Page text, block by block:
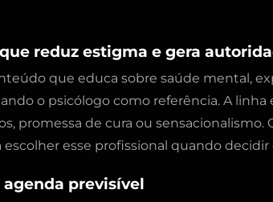
reduz estigma e gera
que educa sobre saúde mental,
o psicólogo como referência. A
promessa de cura ou
esse profissional quando decidir
previsível